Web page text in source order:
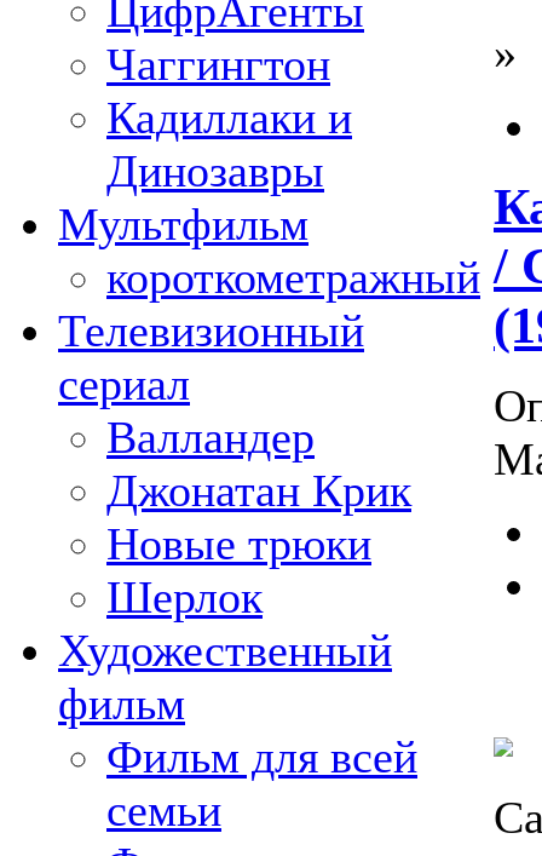
ЦифрАгенты
Чаггингтон
Кадиллаки и
Динозавры
Мультфильм
короткометражный
Телевизионный
сериал
Валландер
Джонатан Крик
Новые трюки
Шерлок
Художественный
фильм
Фильм для всей
семьи
»
/